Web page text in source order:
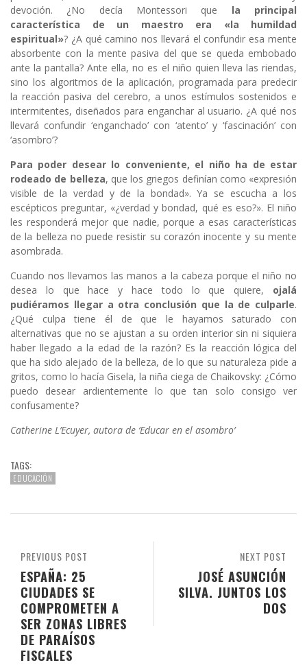
devoción. ¿No decía Montessori que la principal
característica de un maestro era «la humildad
espiritual»? ¿A qué camino nos llevará el confundir esa mente
absorbente con la mente pasiva del que se queda embobado
ante la pantalla? Ante ella, no es el niño quien lleva las riendas,
sino los algoritmos de la aplicación, programada para predecir
la reacción pasiva del cerebro, a unos estímulos sostenidos e
intermitentes, diseñados para enganchar al usuario. ¿A qué nos
llevará confundir ‘enganchado’ con ‘atento’ y ‘fascinación’ con
‘asombro’?
Para poder desear lo conveniente, el niño ha de estar
rodeado de belleza, que los griegos definían como «expresión
visible de la verdad y de la bondad». Ya se escucha a los
escépticos preguntar, «¿verdad y bondad, qué es eso?». El niño
les responderá mejor que nadie, porque a esas características
de la belleza no puede resistir su corazón inocente y su mente
asombrada.
Cuando nos llevamos las manos a la cabeza porque el niño no
desea lo que hace y hace todo lo que quiere, ojalá
pudiéramos llegar a otra conclusión que la de culparle.
¿Qué culpa tiene él de que le hayamos saturado con
alternativas que no se ajustan a su orden interior sin ni siquiera
haber llegado a la edad de la razón? Es la reacción lógica del
que ha sido alejado de la belleza, de lo que su naturaleza pide a
gritos, como lo hacía Gisela, la niña ciega de Chaikovsky: ¿Cómo
puedo desear ardientemente lo que tan solo consigo ver
confusamente?
Catherine L’Ecuyer, autora de ‘Educar en el asombro’
TAGS:
EDUCACIÓN
NEXT POST
JOSÉ ASUNCIÓN
SILVA. JUNTOS LOS
DOS
PREVIOUS POST
ESPAÑA: 25
CIUDADES SE
COMPROMETEN A
SER ZONAS LIBRES
DE PARAÍSOS
FISCALES